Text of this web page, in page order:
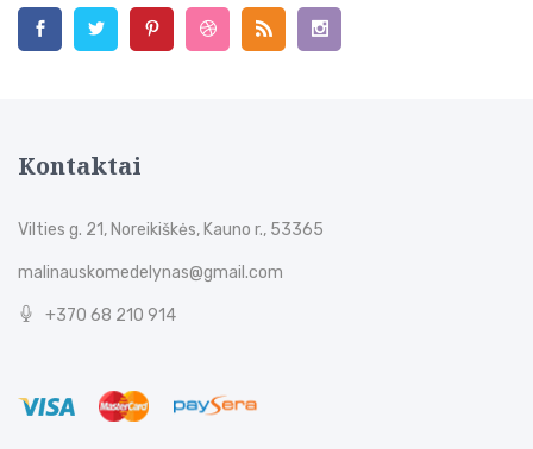
Kontaktai
Vilties g. 21, Noreikiškės, Kauno r., 53365
malinauskomedelynas@gmail.com
+370 68 210 914